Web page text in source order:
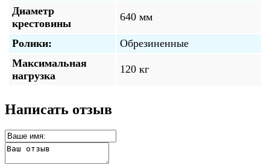
Диаметр
крестовины
640 мм
Ролики:
Обрезиненные
Максимальная
нагрузка
120 кг
Написать отзыв